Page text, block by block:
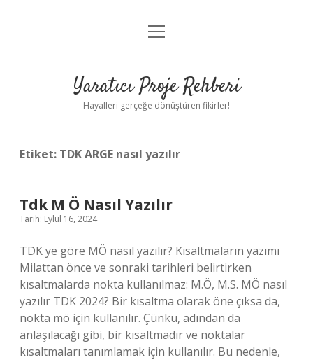
Anasayfa
Yasal Uyarı
menüyü
Yaratıcı Proje Rehberi
Hayalleri gerçeğe dönüştüren fikirler!
Etiket: TDK ARGE nasıl yazılır
Tdk M Ö Nasıl Yazılır
Tarih: Eylül 16, 2024
TDK ye göre MÖ nasıl yazılır? Kısaltmaların yazımı
Milattan önce ve sonraki tarihleri ​​belirtirken
kısaltmalarda nokta kullanılmaz: M.Ö, M.S. MÖ nasıl
yazılır TDK 2024? Bir kısaltma olarak öne çıksa da,
nokta mö için kullanılır. Çünkü, adından da
anlaşılacağı gibi, bir kısaltmadır ve noktalar
kısaltmaları tanımlamak için kullanılır. Bu nedenle,